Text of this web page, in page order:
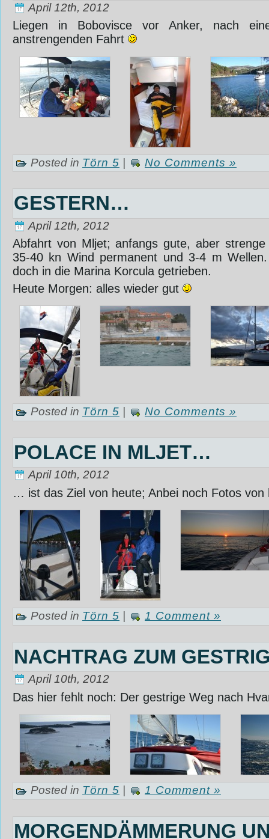
April 12th, 2012
Liegen in Bobovisce vor Anker, nach
anstrengenden Fahrt
Posted in Törn 5 No Comments »
GESTERN…
April 12th, 2012
Abfahrt von Mljet; anfangs gute, aber
35-40 kn Wind permanent und 3-4 m
doch in die Marina Korcula getrieben.
Heute Morgen: alles wieder gut
Posted in Törn 5 No Comments »
POLACE IN MLJET…
April 10th, 2012
… ist das Ziel von heute; Anbei noch Fotos
Posted in Törn 5 1 Comment »
NACHTRAG ZUM
April 10th, 2012
Das hier fehlt noch: Der gestrige Weg nach
Posted in Törn 5 1 Comment »
MORGENDÄMMERUNG